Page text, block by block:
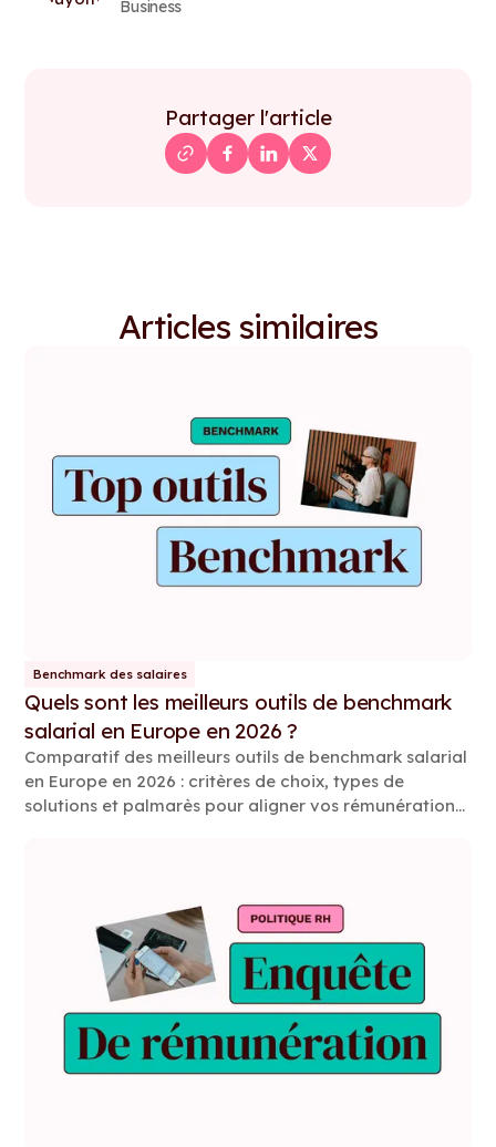
Business
Partager l'article
Articles similaires
Benchmark des salaires
Quels sont les meilleurs outils de benchmark
salarial en Europe en 2026 ?
Comparatif des meilleurs outils de benchmark salarial
en Europe en 2026 : critères de choix, types de
solutions et palmarès pour aligner vos rémunérations